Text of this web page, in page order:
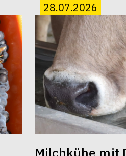
28.07.2026